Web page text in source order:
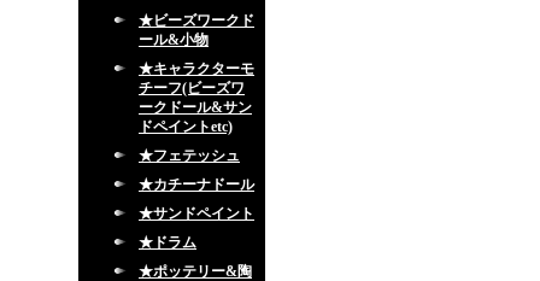
★ビーズワークド
ール&小物
★キャラクターモ
チーフ(ビーズワ
ークドール&サン
ドペイントetc)
★フェテッシュ
★カチーナドール
★サンドペイント
★ドラム
★ポッテリー&陶